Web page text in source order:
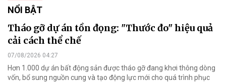
NỔI BẬT
Tháo gỡ dự án tồn đọng: "Thước đo" hiệu quả
cải cách thể chế
07/08/2026 04:27
Hơn 1.000 dự án bất động sản được tháo gỡ đang khơi thông dòng
vốn, bổ sung nguồn cung và tạo động lực mới cho quá trình phục